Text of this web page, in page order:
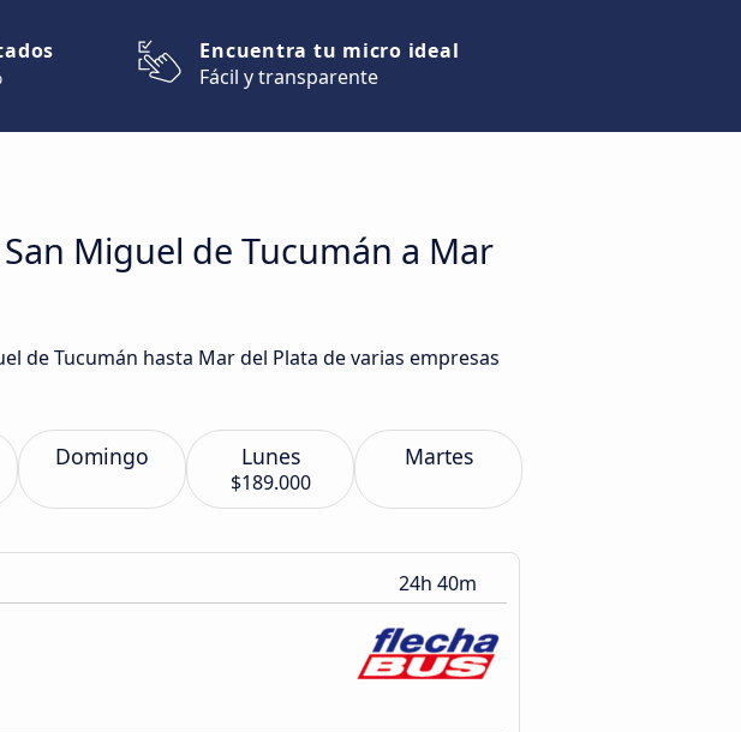
Encuentra tu micro ideal
Fácil y transparente
Miguel de Tucumán a Mar
de Tucumán hasta Mar del Plata de varias empresas
Domingo Lunes
$189.000
Martes
24h 40m